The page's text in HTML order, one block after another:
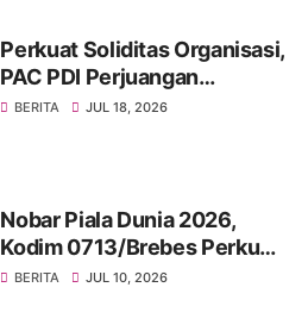
Perkuat Soliditas Organisasi,
PAC PDI Perjuangan
Bumiayu Gelar Silaturahmi
BERITA JUL 18, 2026
Nobar Piala Dunia 2026,
Kodim 0713/Brebes Perkuat
Kemanunggalan TNI-Rakyat
BERITA JUL 10, 2026